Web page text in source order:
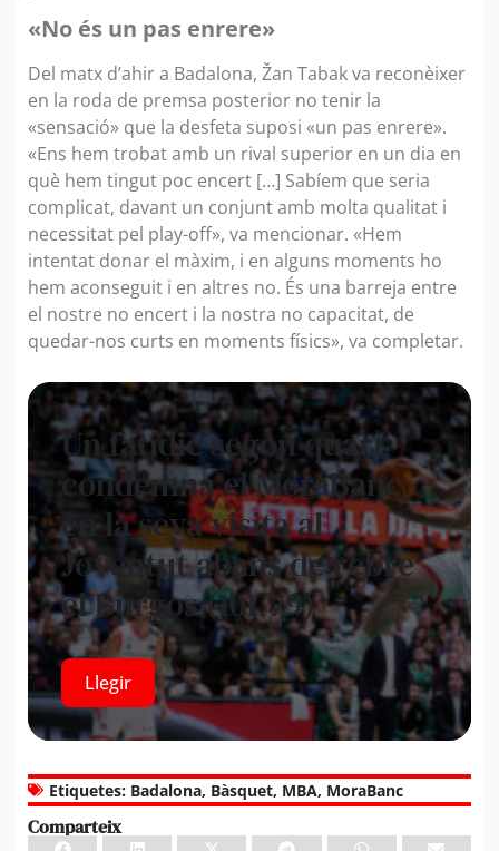
«No és un pas enrere»
Del matx d’ahir a Badalona, Žan Tabak va reconèixer
en la roda de premsa posterior no tenir la
«sensació» que la desfeta suposi «un pas enrere».
«Ens hem trobat amb un rival superior en un dia en
què hem tingut poc encert […] Sabíem que seria
complicat, davant un conjunt amb molta qualitat i
necessitat pel play-off», va mencionar. «Hem
intentat donar el màxim, i en alguns moments ho
hem aconseguit i en altres no. És una barreja entre
el nostre no encert i la nostra no capacitat, de
quedar-nos curts en moments físics», va completar.
Un fatídic segon quart
condemna el MoraBanc
en la seva visita al
Joventut abans de rebre
el Burgos (101-79)
Llegir
Etiquetes: Badalona, Bàsquet, MBA, MoraBanc
Comparteix